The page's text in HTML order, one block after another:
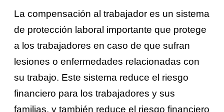
La compensación al trabajador es un sistema
de protección laboral importante que protege
a los trabajadores en caso de que sufran
lesiones o enfermedades relacionadas con
su trabajo. Este sistema reduce el riesgo
financiero para los trabajadores y sus
familias, y también reduce el riesgo financiero